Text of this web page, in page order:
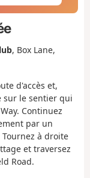
, Box Lane,
d'accès et,
sur le sentier qui
Continuez
par un
à droite
et traversez
Road.